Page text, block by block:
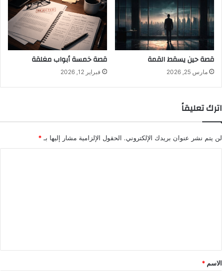
قصة حين يسقط القمة
مارس 25, 2026
قصة خمسة أبواب مغلقة
فبراير 12, 2026
اترك تعليقاً
لن يتم نشر عنوان بريدك الإلكتروني. الحقول الإلزامية مشار إليها بـ*
*
الاسم *